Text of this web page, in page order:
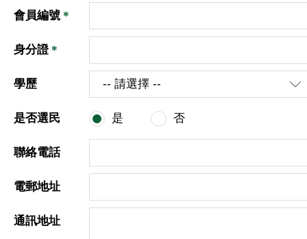
會員編號 *
身分證*
學歷
是否選民 是 否
聯絡電話
電郵地址
通訊地址